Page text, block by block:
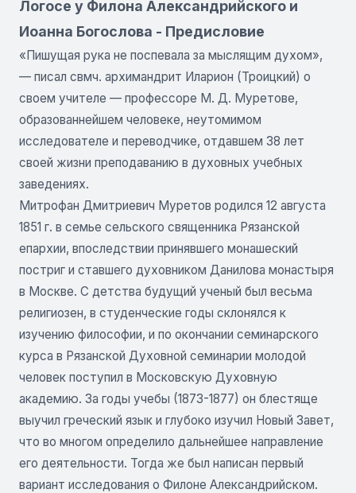
Логосе у Филона Александрийского и
Иоанна Богослова - Предисловие
«Пишущая рука не поспевала за мыслящим духом»,
— писал свмч. архимандрит Иларион (Троицкий) о
своем учителе — профессоре М. Д. Муретове,
образованнейшем человеке, неутомимом
исследователе и переводчике, отдавшем 38 лет
своей жизни преподаванию в духовных учебных
заведениях.
Митрофан Дмитриевич Муретов родился 12 августа
1851 г. в семье сельского священника Рязанской
епархии, впоследствии принявшего монашеский
постриг и ставшего духовником Данилова монастыря
в Москве. С детства будущий ученый был весьма
религиозен, в студенческие годы склонялся к
изучению философии, и по окончании семинарского
курса в Рязанской Духовной семинарии молодой
человек поступил в Московскую Духовную
академию. За годы учебы (1873-1877) он блестяще
выучил греческий язык и глубоко изучил Новый Завет,
что во многом определило дальнейшее направление
его деятельности. Тогда же был написан первый
вариант исследования о Филоне Александрийском.